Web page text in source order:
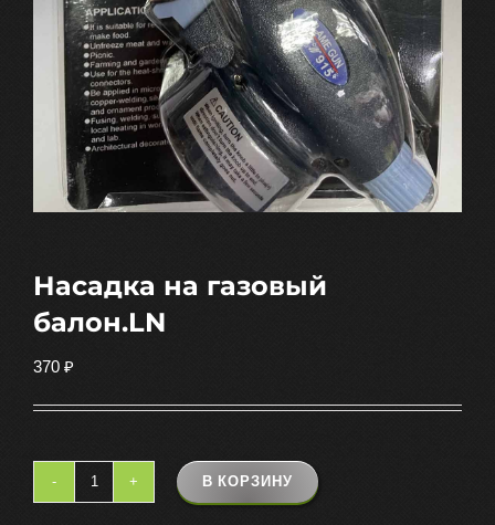
Насадка на газовый
балон.LN
370 ₽
Количество
В КОРЗИНУ